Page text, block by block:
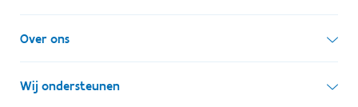
Simon Bolivarlaan 17
1000 Brussel
Ondernemingsnummer: BE 0248.142.826
Over ons
Wie zijn we, wat doen we
Wij ondersteunen